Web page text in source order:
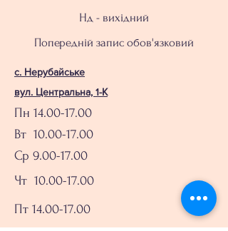
Нд - вихідний
Попередній запис обов'язковий
с. Нерубайське
вул. Центральна, 1-К
Пн 14.00-17.00
Вт 10.00-17.00
Ср 9.00-17.00
Чт 10.00-17.00
Пт 14.00-17.00